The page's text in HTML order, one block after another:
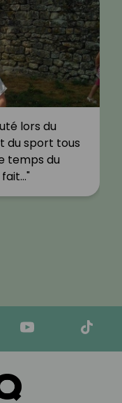
lors du
du sport tous
temps du